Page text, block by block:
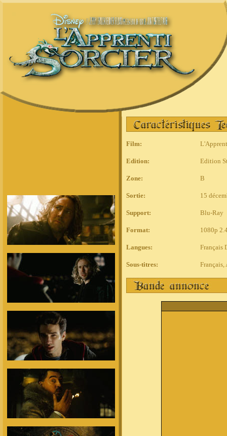
Film:
Edition:
Zone:
Sortie:
Support:
Format:
Langues:
Sous-titres:
Edition
B
15
Blu-Ray
1080p
Français
Français,